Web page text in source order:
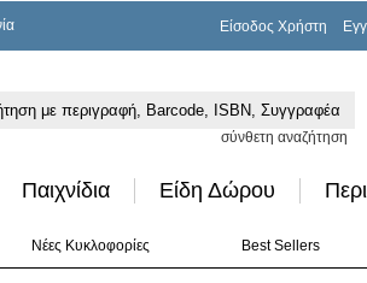
Είσοδος Χρήστη
σύνθετη αναζήτηση
Παιχνίδια Είδη Δώρου
Νέες Κυκλοφορίες Best Sellers